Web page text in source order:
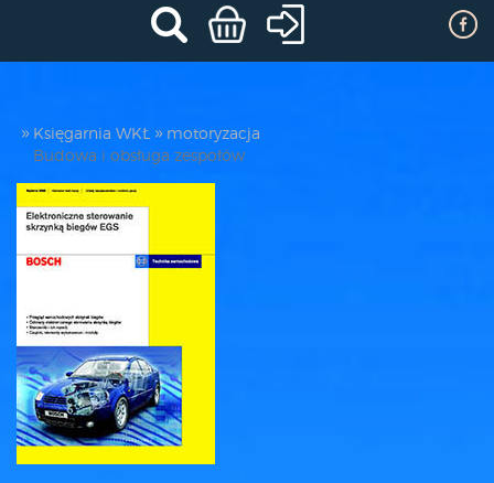
Księgarnia WKŁ
motoryzacja
Budowa i obsługa zespołów